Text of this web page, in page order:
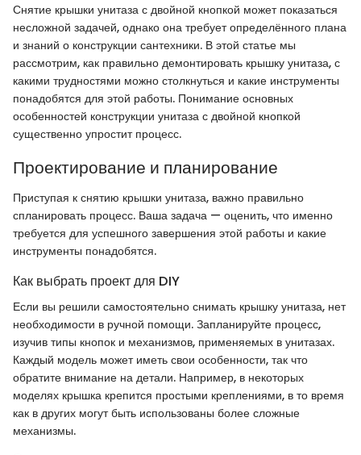
Снятие крышки унитаза с двойной кнопкой может показаться
несложной задачей, однако она требует определённого плана
и знаний о конструкции сантехники. В этой статье мы
рассмотрим, как правильно демонтировать крышку унитаза, с
какими трудностями можно столкнуться и какие инструменты
понадобятся для этой работы. Понимание основных
особенностей конструкции унитаза с двойной кнопкой
существенно упростит процесс.
Проектирование и планирование
Приступая к снятию крышки унитаза, важно правильно
спланировать процесс. Ваша задача — оценить, что именно
требуется для успешного завершения этой работы и какие
инструменты понадобятся.
Как выбрать проект для DIY
Если вы решили самостоятельно снимать крышку унитаза, нет
необходимости в ручной помощи. Запланируйте процесс,
изучив типы кнопок и механизмов, применяемых в унитазах.
Каждый модель может иметь свои особенности, так что
обратите внимание на детали. Например, в некоторых
моделях крышка крепится простыми креплениями, в то время
как в других могут быть использованы более сложные
механизмы.